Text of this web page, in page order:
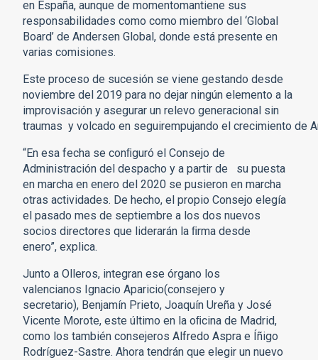
en España, aunque de momentomantiene sus
responsabilidades como como miembro del ‘Global
Board’ de Andersen Global, donde está presente en
varias comisiones.
Este proceso de sucesión se viene gestando desde
noviembre del 2019 para no dejar ningún elemento a la
improvisación y asegurar un relevo generacional sin
traumas y volcado en seguirempujando el crecimiento de
“En esa fecha se conﬁguró el Consejo de
Administración del despacho y a partir de su puesta
en marcha en enero del 2020 se pusieron en marcha
otras actividades. De hecho, el propio Consejo elegía
el pasado mes de septiembre a los dos nuevos
socios directores que liderarán la ﬁrma desde
enero”, explica.
Junto a Olleros, integran ese órgano los
valencianos Ignacio Aparicio(consejero y
secretario), Benjamín Prieto, Joaquín Ureña y José
Vicente Morote, este último en la oﬁcina de Madrid,
como los también consejeros Alfredo Aspra e Íñigo
Rodríguez-Sastre. Ahora tendrán que elegir un nuevo